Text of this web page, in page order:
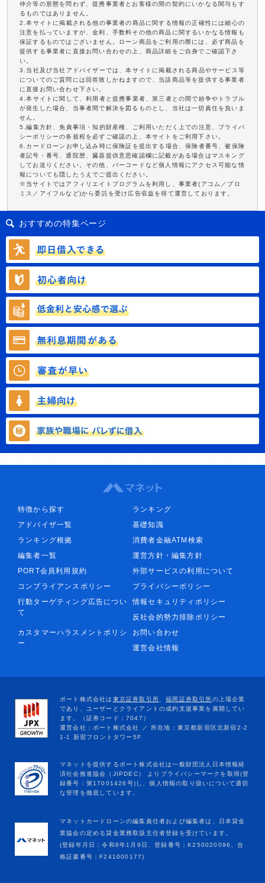
仲介等の形態を問わず、提携事業者とお客様の間の契約にいかなる関与もす
るものではありません。
2.本サイトに掲載される他の事業者の商品に関する情報の正確性には細心の
注意を払っていますが、金利、手数料その他の商品に関するいかなる情報も
保証するものではございません。ローン商品をご利用の際には、必ず商品を
提供する事業者に直接お問い合わせの上、商品詳細をご自身でご確認下さ
い。
3.当社及び当社アドバイザーでは、本サイトに掲載される商品やサービス等
についてのご質問には回答致しかねますので、当該商品等を提供する事業者
に直接お問い合わせ下さい。
4.本サイトに関して、利用者と提携事業者、第三者との間で紛争やトラブル
が発生した場合、当事者間で解決を図るものとし、当社は一切責任を負いま
せん。
5.編集方針、免責事項・知的財産権、ご利用いただく上での注意、プライバ
シーポリシーの各規程を必ずご確認の上、本サイトをご利用下さい。
6.カードローンお申し込み時に保険証を提出する場合、保険者番号、被保険
者記号・番号、通院歴、臓器提供意思確認欄に記載がある場合はマスキング
してお送りください。その他、バーコードなど個人情報にアクセス可能な情
報についても隠したうえでご提出ください。
※当サイトではアフィリエイトプログラムを利用し、事業者(アコム／プロ
ミス／アイフルなど)から委託を受け広告収益を得て運営しております。
おすすめの特集ページ
特徴から探す
ランキング
アドバイザ一覧
基礎知識
ランキング根拠
消費者金融ATM検索
編集者一覧
運営方針・編集方針
PORT会員利用規約
外部サービスの利用について
コンプライアンスポリシー
プライバシーポリシー
行動ターゲティング広告につい
て
情報セキュリティポリシー
反社会的勢力排除ポリシー
カスタマーハラスメントポリシ
ー
お問い合わせ
運営会社情報
マネットカードローンの編集責任者および編集者は、日本貸金
業協会の定める貸金業務取扱主任者登録を受けています。
(登録年月日：令和8年1月9日、登録番号：K250020096、合
格証書番号：F241000177)